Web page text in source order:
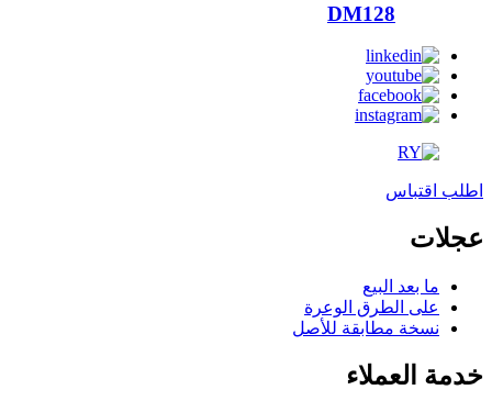
DM128
اطلب اقتباس
عجلات
ما بعد البيع
على الطرق الوعرة
نسخة مطابقة للأصل
خدمة العملاء